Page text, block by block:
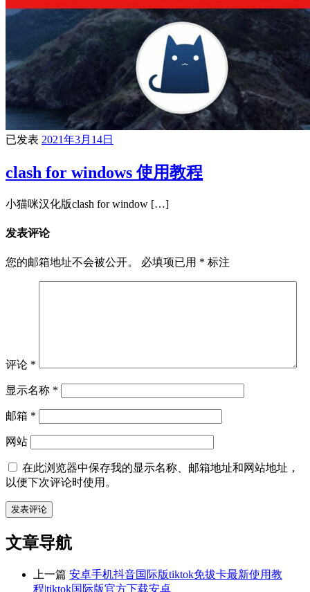
已发表 2021年3月14日
clash for windows 使用教程
小猫咪汉化版clash for window […]
发表评论
您的邮箱地址不会被公开。 必填项已用 * 标注
评论 *
显示名称 *
邮箱 *
网站
在此浏览器中保存我的显示名称、邮箱地址和网站地址，
以便下次评论时使用。
文章导航
上一篇 安卓手机抖音国际版tiktok免拔卡最新使用教
程|tiktok国际版官方下载安卓